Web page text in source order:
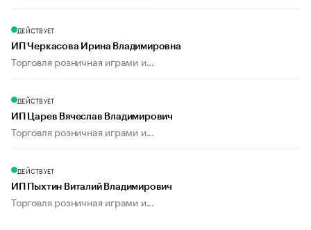
ДЕЙСТВУЕТ
ИП Черкасова Ирина Владимировна
Торговля розничная играми и...
ДЕЙСТВУЕТ
ИП Царев Вячеслав Владимирович
Торговля розничная играми и...
ДЕЙСТВУЕТ
ИП Пыхтин Виталий Владимирович
Торговля розничная играми и...